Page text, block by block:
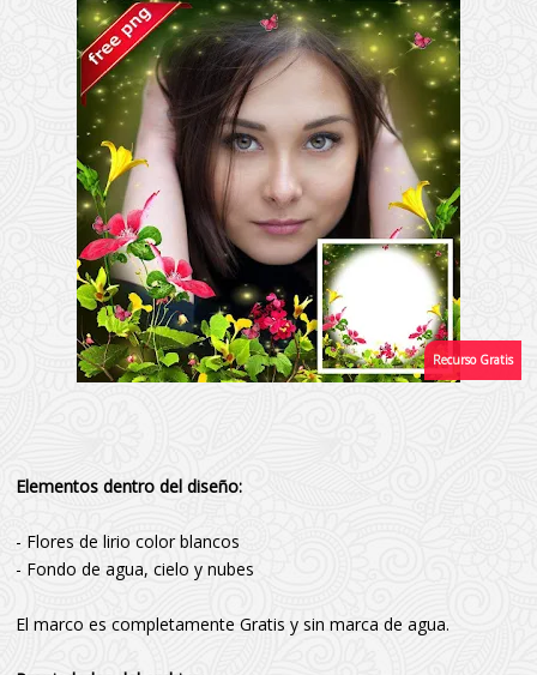
Elementos dentro del diseño:
- Flores de lirio color blancos
- Fondo de agua, cielo y nubes
El marco es completamente Gratis y sin marca de agua.